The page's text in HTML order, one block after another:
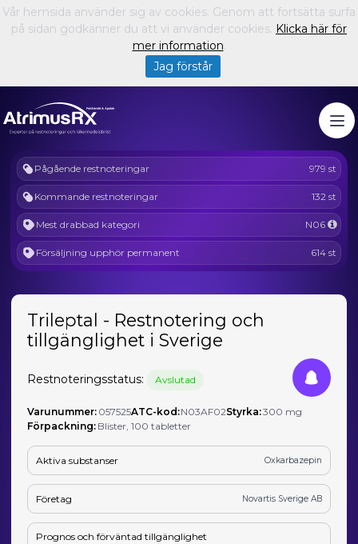
Pågående restnoteringar 979 st
Kommande restnoteringar 132 st
Mest drabbad kategori N06
Försäljning upphör permanent 614 st
Trileptal - Restnotering och
tillgänglighet i Sverige
Restnoteringsstatus: Avslutad
Varunummer: 057525ATC-kod:N03AF02Styrka:300 mg
Förpackning: Blister, 100 tabletter
Aktiva substanser Oxkarbazepin
Företag Novartis Sverige AB
Prognos och förväntad tillgänglighet
Vår hemsida använder sig av cookies. Genom att fortsätta surfa
på sidan godkänner du att vi använder cookies. Klicka här för
mer information.
Jag förstår